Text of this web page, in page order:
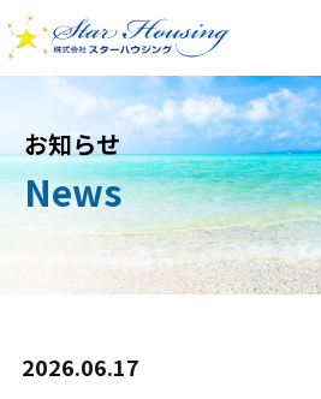
お知らせ
News
2026.06.17